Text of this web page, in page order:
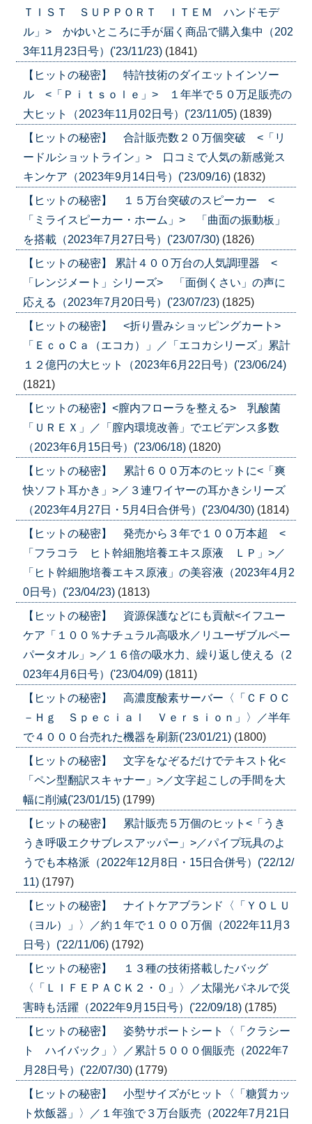
ＴＩＳＴ ＳＵＰＰＯＲＴ ＩＴＥＭ ハンドモデ
ル」> かゆいところに手が届く商品で購入集中（202
3年11月23日号）('23/11/23) (1841)
【ヒットの秘密】 特許技術のダイエットインソー
ル <「Ｐｉｔｓｏｌｅ」> １年半で５０万足販売の
大ヒット（2023年11月02日号）('23/11/05) (1839)
【ヒットの秘密】 合計販売数２０万個突破 <「リ
ードルショットライン」> 口コミで人気の新感覚ス
キンケア（2023年9月14日号）('23/09/16) (1832)
【ヒットの秘密】 １５万台突破のスピーカー <
「ミライスピーカー・ホーム」> 「曲面の振動板」
を搭載（2023年7月27日号）('23/07/30) (1826)
【ヒットの秘密】 累計４００万台の人気調理器 <
「レンジメート」シリーズ> 「面倒くさい」の声に
応える（2023年7月20日号）('23/07/23) (1825)
【ヒットの秘密】 <折り畳みショッピングカート>
「ＥｃｏＣａ（エコカ）」／「エコカシリーズ」累計
１２億円の大ヒット（2023年6月22日号）('23/06/24)
(1821)
【ヒットの秘密】<膣内フローラを整える> 乳酸菌
「ＵＲＥＸ」／「膣内環境改善」でエビデンス多数
（2023年6月15日号）('23/06/18) (1820)
【ヒットの秘密】 累計６００万本のヒットに<「爽
快ソフト耳かき」>／３連ワイヤーの耳かきシリーズ
（2023年4月27日・5月4日合併号）('23/04/30) (1814)
【ヒットの秘密】 発売から３年で１００万本超 <
「フラコラ ヒト幹細胞培養エキス原液 ＬＰ」>／
「ヒト幹細胞培養エキス原液」の美容液（2023年4月2
0日号）('23/04/23) (1813)
【ヒットの秘密】 資源保護などにも貢献<イフユー
ケア「１００％ナチュラル高吸水／リユーザブルペー
パータオル」>／１６倍の吸水力、繰り返し使える（2
023年4月6日号）('23/04/09) (1811)
【ヒットの秘密】 高濃度酸素サーバー〈「ＣＦＯＣ
－Ｈｇ Ｓｐｅｃｉａｌ Ｖｅｒｓｉｏｎ」〉／半年
で４０００台売れた機器を刷新('23/01/21) (1800)
【ヒットの秘密】 文字をなぞるだけでテキスト化<
「ペン型翻訳スキャナー」>／文字起こしの手間を大
幅に削減('23/01/15) (1799)
【ヒットの秘密】 累計販売５万個のヒット<「うき
うき呼吸エクサブレスアッパー」>／パイプ玩具のよ
うでも本格派（2022年12月8日・15日合併号）('22/12/
11) (1797)
【ヒットの秘密】 ナイトケアブランド〈「ＹＯＬＵ
（ヨル）」〉／約１年で１０００万個（2022年11月3
日号）('22/11/06) (1792)
【ヒットの秘密】 １３種の技術搭載したバッグ
〈「ＬＩＦＥＰＡＣＫ２・０」〉／太陽光パネルで災
害時も活躍（2022年9月15日号）('22/09/18) (1785)
【ヒットの秘密】 姿勢サポートシート〈「クラシー
ト ハイバック」〉／累計５０００個販売（2022年7
月28日号）('22/07/30) (1779)
【ヒットの秘密】 小型サイズがヒット〈「糖質カッ
ト炊飯器」〉／１年強で３万台販売（2022年7月21日